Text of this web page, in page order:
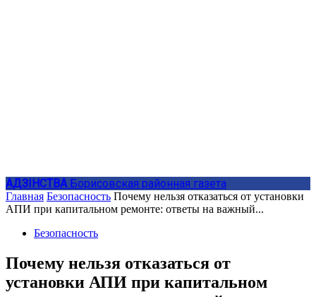
АДЗIНСТВА Борисовская районная газета
Главная Безопасность Почему нельзя отказаться от установки
АПИ при капитальном ремонте: ответы на важный...
Безопасность
Почему нельзя отказаться от
установки АПИ при капитальном